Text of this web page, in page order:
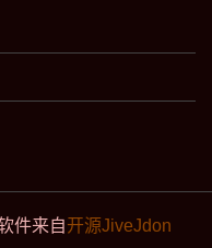
件来自开源JiveJdon